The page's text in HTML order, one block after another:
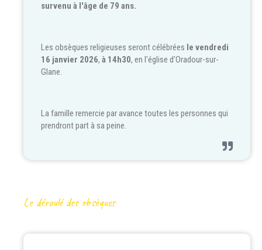
survenu à l'âge de 79 ans.
Les obsèques religieuses seront célébrées le vendredi
16 janvier 2026, à 14h30, en l'église d'Oradour-sur-
Glane.
La famille remercie par avance toutes les personnes qui
prendront part à sa peine.
Le déroulé des obsèques